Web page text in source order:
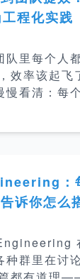
时候，到底
是所有人又
现一件事：
是什么。 先
理解的知识
程化实践
队里每个人
效率该起飞
慢看清：每
本来不是坏
对不上了
来的代码，
闹两句，
，还是从零
：
诉你怎么
种群里在讨